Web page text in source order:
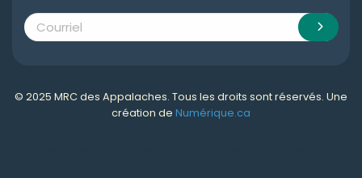
© 2025 MRC des Appalaches. Tous les droits sont réservés. Une
création de Numérique.ca